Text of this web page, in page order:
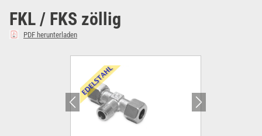
FKL / FKS zöllig
PDF herunterladen